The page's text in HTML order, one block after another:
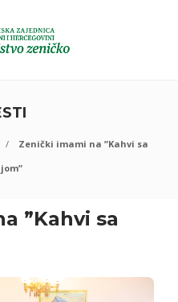
Zenički imami na ”Kahvi sa
”Kahvi sa